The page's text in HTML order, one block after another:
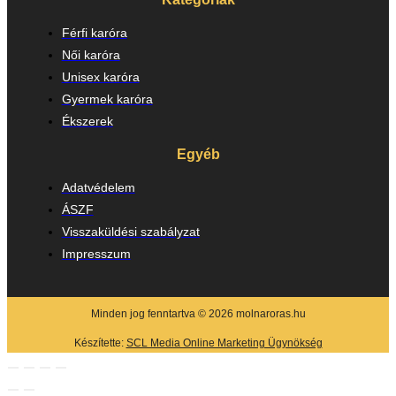
Férfi karóra
Női karóra
Unisex karóra
Gyermek karóra
Ékszerek
Egyéb
Adatvédelem
ÁSZF
Visszaküldési szabályzat
Impresszum
Minden jog fenntartva © 2026 molnaroras.hu
Készítette: SCL Media Online Marketing Ügynökség